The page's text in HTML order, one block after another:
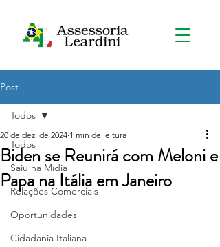
Post
Todos
Saiu na Mídia
Relações Comerciais
Oportunidades
Cidadania Italiana
Todos
Biden se Reunirá com Meloni e
Papa na Itália em Janeiro
20 de dez. de 2024 1 min de leitura